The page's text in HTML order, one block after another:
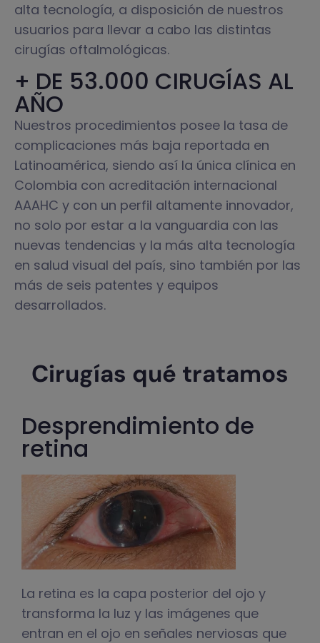
alta tecnología, a disposición de nuestros
usuarios para llevar a cabo las distintas
cirugías oftalmológicas.
+ DE 53.000 CIRUGÍAS AL
AÑO
Nuestros procedimientos posee la tasa de
complicaciones más baja reportada en
Latinoamérica, siendo así la única clínica en
Colombia con acreditación internacional
AAAHC y con un perfil altamente innovador,
no solo por estar a la vanguardia con las
nuevas tendencias y la más alta tecnología
en salud visual del país, sino también por las
más de seis patentes y equipos
desarrollados.
Cirugías qué tratamos
Desprendimiento de
retina
La retina es la capa posterior del ojo y
transforma la luz y las imágenes que
entran en el ojo en señales nerviosas que